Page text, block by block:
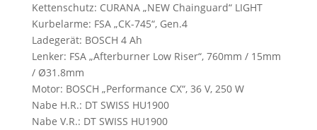
Kettenschutz: CURANA „NEW Chainguard“ LIGHT
Kurbelarme: FSA „CK-745“, Gen.4
Ladegerät: BOSCH 4 Ah
Lenker: FSA „Afterburner Low Riser“, 760mm / 15mm
/ Ø31.8mm
Motor: BOSCH „Performance CX“, 36 V, 250 W
Nabe H.R.: DT SWISS HU1900
Nabe V.R.: DT SWISS HU1900